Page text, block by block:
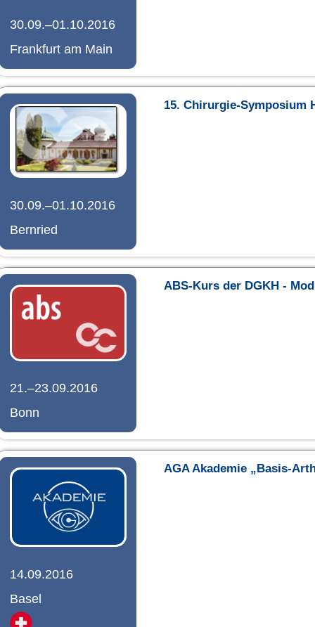
30.09.–01.10.2016
Frankfurt am Main
30.09.–01.10.2016
Bernried
15. Chirurgie-Symposium
21.–23.09.2016
Bonn
ABS-Kurs der DGKH -
14.09.2016
Basel
AGA Akademie „Basis-